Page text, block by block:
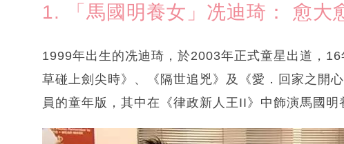
1. 「馬國明養女」冼迪琦： 愈大
1999年出生的冼迪琦，於2003年正式童星出道，
草碰上劍尖時》、《隔世追兇》及《愛．回家之開
員的童年版，其中在《律政新人王II》中飾演馬國明